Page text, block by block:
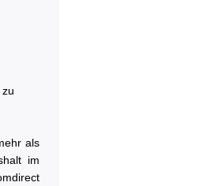
als
im